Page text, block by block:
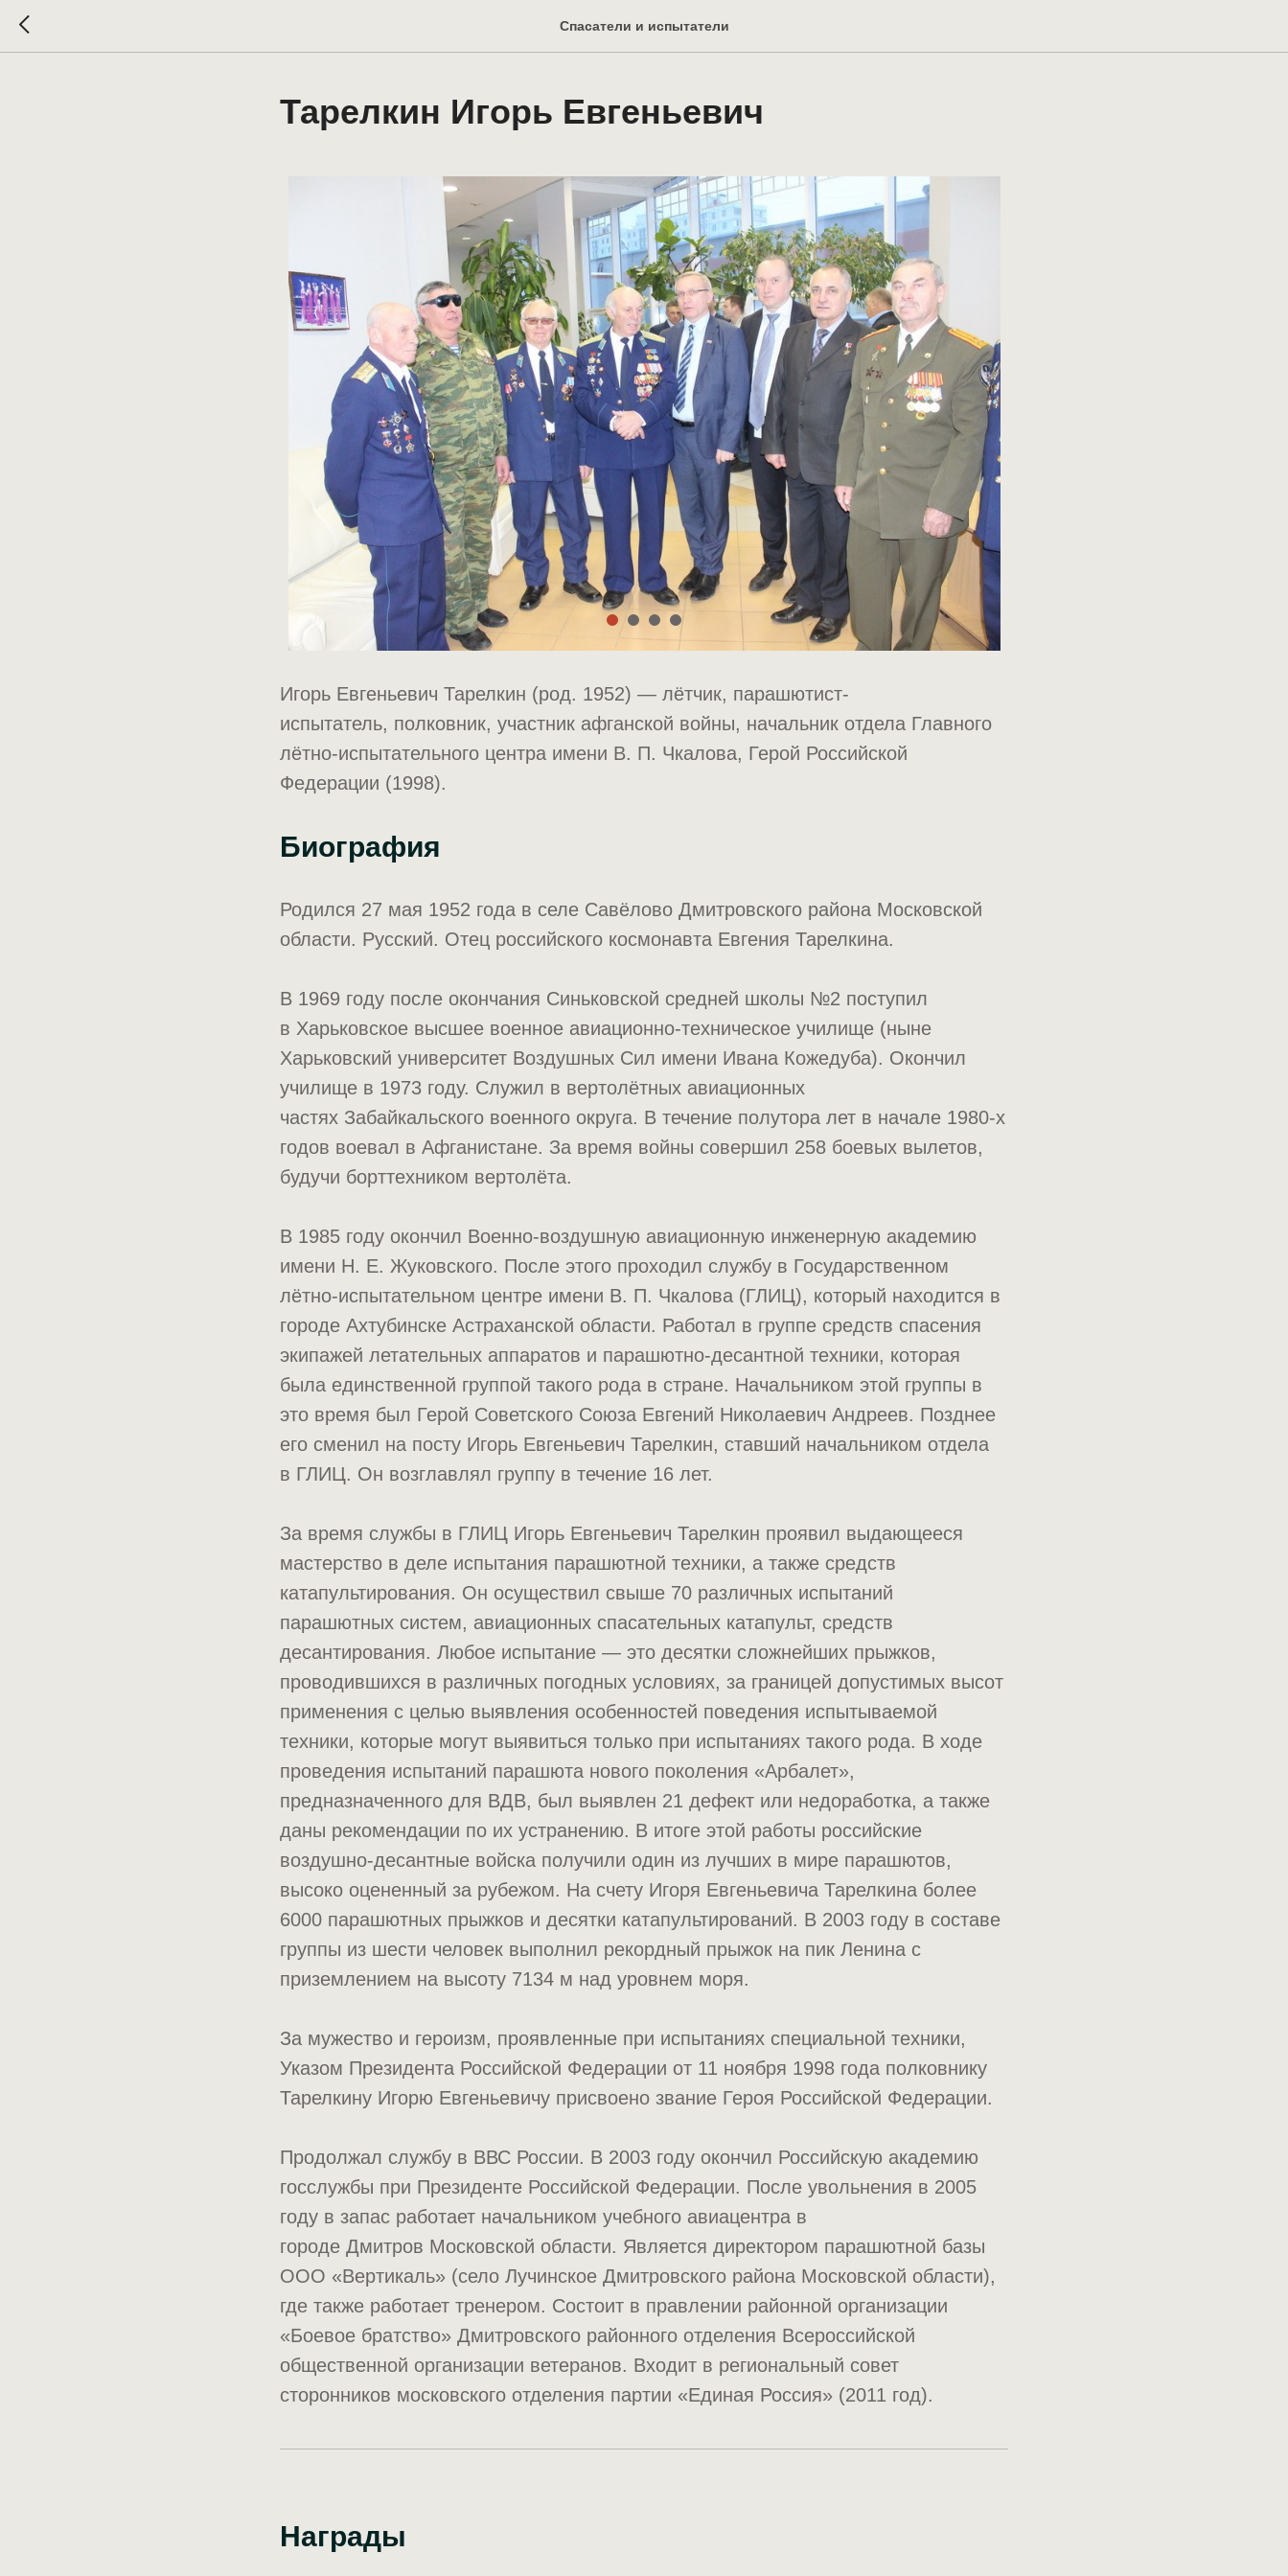
Спасатели и испытатели
Тарелкин Игорь Евгеньевич
Игорь Евгеньевич Тарелкин (род. 1952) — лётчик, парашютист-
испытатель, полковник, участник афганской войны, начальник отдела Главного
лётно-испытательного центра имени В. П. Чкалова, Герой Российской
Федерации (1998).
Биография
Родился 27 мая 1952 года в селе Савёлово Дмитровского района Московской
области. Русский. Отец российского космонавта Евгения Тарелкина.
В 1969 году после окончания Синьковской средней школы №2 поступил
в Харьковское высшее военное авиационно-техническое училище (ныне
Харьковский университет Воздушных Сил имени Ивана Кожедуба). Окончил
училище в 1973 году. Служил в вертолётных авиационных
частях Забайкальского военного округа. В течение полутора лет в начале 1980-х
годов воевал в Афганистане. За время войны совершил 258 боевых вылетов,
будучи борттехником вертолёта.
В 1985 году окончил Военно-воздушную авиационную инженерную академию
имени Н. Е. Жуковского. После этого проходил службу в Государственном
лётно-испытательном центре имени В. П. Чкалова (ГЛИЦ), который находится в
городе Ахтубинске Астраханской области. Работал в группе средств спасения
экипажей летательных аппаратов и парашютно-десантной техники, которая
была единственной группой такого рода в стране. Начальником этой группы в
это время был Герой Советского Союза Евгений Николаевич Андреев. Позднее
его сменил на посту Игорь Евгеньевич Тарелкин, ставший начальником отдела
в ГЛИЦ. Он возглавлял группу в течение 16 лет.
За время службы в ГЛИЦ Игорь Евгеньевич Тарелкин проявил выдающееся
мастерство в деле испытания парашютной техники, а также средств
катапультирования. Он осуществил свыше 70 различных испытаний
парашютных систем, авиационных спасательных катапульт, средств
десантирования. Любое испытание — это десятки сложнейших прыжков,
проводившихся в различных погодных условиях, за границей допустимых высот
применения с целью выявления особенностей поведения испытываемой
техники, которые могут выявиться только при испытаниях такого рода. В ходе
проведения испытаний парашюта нового поколения «Арбалет»,
предназначенного для ВДВ, был выявлен 21 дефект или недоработка, а также
даны рекомендации по их устранению. В итоге этой работы российские
воздушно-десантные войска получили один из лучших в мире парашютов,
высоко оцененный за рубежом. На счету Игоря Евгеньевича Тарелкина более
6000 парашютных прыжков и десятки катапультирований. В 2003 году в составе
группы из шести человек выполнил рекордный прыжок на пик Ленина с
приземлением на высоту 7134 м над уровнем моря.
За мужество и героизм, проявленные при испытаниях специальной техники,
Указом Президента Российской Федерации от 11 ноября 1998 года полковнику
Тарелкину Игорю Евгеньевичу присвоено звание Героя Российской Федерации.
Продолжал службу в ВВС России. В 2003 году окончил Российскую академию
госслужбы при Президенте Российской Федерации. После увольнения в 2005
году в запас работает начальником учебного авиацентра в
городе Дмитров Московской области. Является директором парашютной базы
ООО «Вертикаль» (село Лучинское Дмитровского района Московской области),
где также работает тренером. Состоит в правлении районной организации
«Боевое братство» Дмитровского районного отделения Всероссийской
общественной организации ветеранов. Входит в региональный совет
сторонников московского отделения партии «Единая Россия» (2011 год).
Награды